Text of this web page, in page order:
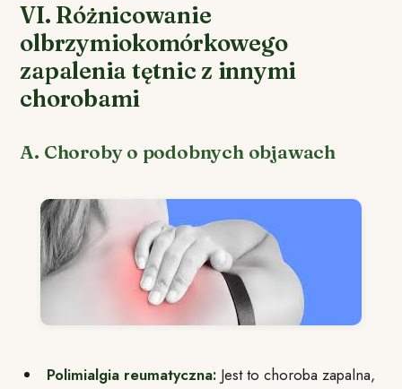
VI. Różnicowanie
olbrzymiokomórkowego
zapalenia tętnic z innymi
chorobami
A. Choroby o podobnych objawach
Polimialgia reumatyczna: Jest to choroba zapalna,